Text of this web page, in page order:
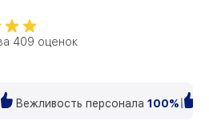
409 оценок
Вежливость персонала 100%